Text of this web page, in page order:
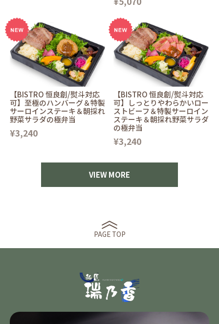
【BISTRO 恒良創/熨斗対応
可】至極のハンバーグ＆特製
サーロインステーキ＆朝採れ
野菜サラダの極弁当
¥3,240
【BISTRO 恒良創/熨斗対応
可】しっとりやわらかいロー
ストビーフ＆特製サーロイン
ステーキ＆朝採れ野菜サラダ
の極弁当
¥3,240
VIEW MORE
PAGE TOP